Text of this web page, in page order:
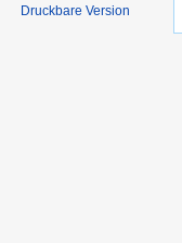
Druckbare Version